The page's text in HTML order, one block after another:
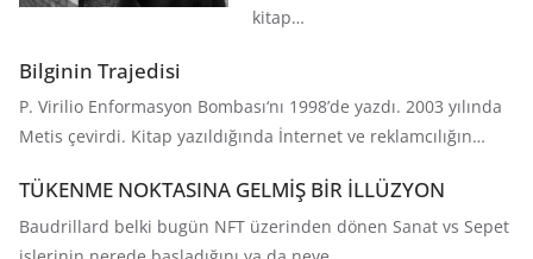
kitap…
Bilginin Trajedisi
P. Virilio Enformasyon Bombası‘nı 1998’de yazdı. 2003 yılında
Metis çevirdi. Kitap yazıldığında İnternet ve reklamcılığın…
TÜKENME NOKTASINA GELMİŞ BİR İLLÜZYON
Baudrillard belki bugün NFT üzerinden dönen Sanat vs Sepet